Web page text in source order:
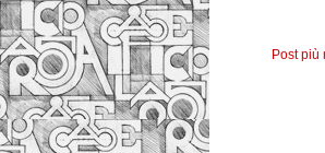
Post più